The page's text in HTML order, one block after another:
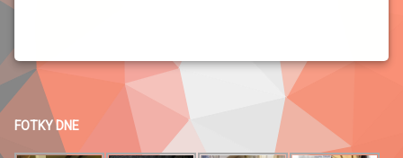
FOTKY DNE